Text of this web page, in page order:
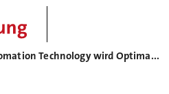
Aus R+E Automation Technology wird Optima Automation